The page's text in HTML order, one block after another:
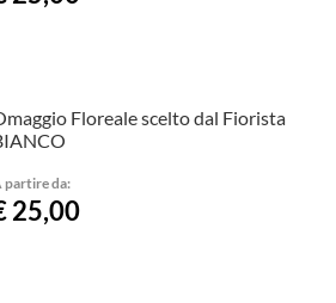
Floreale scelto dal Fiorista
partire da:
25,00